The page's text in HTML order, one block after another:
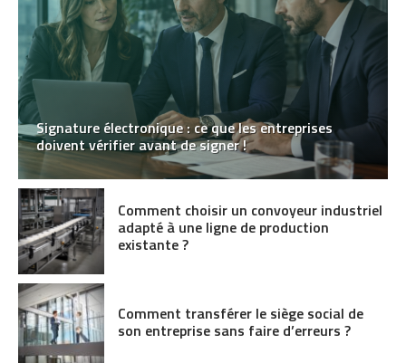
Signature électronique : ce que les entreprises
doivent vérifier avant de signer !
Comment choisir un convoyeur industriel
adapté à une ligne de production
existante ?
Comment transférer le siège social de
son entreprise sans faire d’erreurs ?